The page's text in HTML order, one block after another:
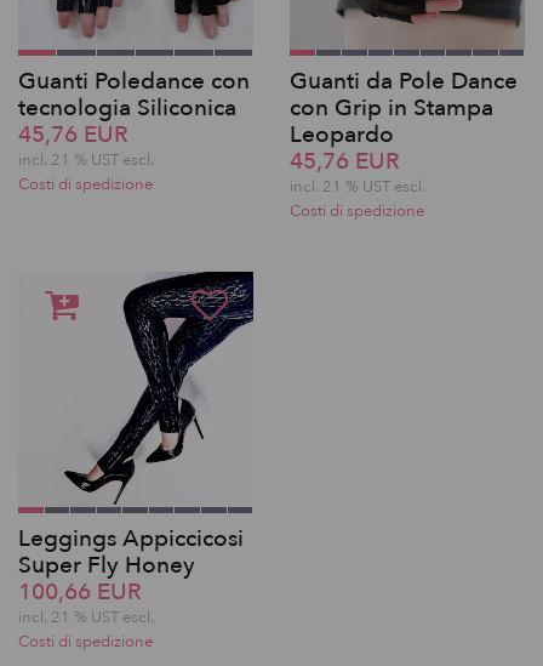
Guanti Poledance con
tecnologia Siliconica
45,76 EUR
incl. 21 % UST escl.
Costi di spedizione
Guanti da Pole Dance
con Grip in Stampa
Leopardo
45,76 EUR
incl. 21 % UST escl.
Costi di spedizione
Leggings Appiccicosi
Super Fly Honey
100,66 EUR
incl. 21 % UST escl.
Costi di spedizione